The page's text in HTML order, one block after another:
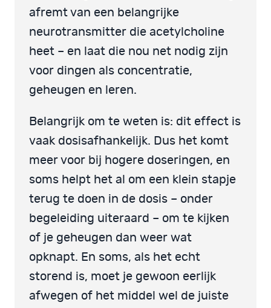
afremt van een belangrijke
neurotransmitter die acetylcholine
heet – en laat die nou net nodig zijn
voor dingen als concentratie,
geheugen en leren.
Belangrijk om te weten is: dit effect is
vaak dosisafhankelijk. Dus het komt
meer voor bij hogere doseringen, en
soms helpt het al om een klein stapje
terug te doen in de dosis – onder
begeleiding uiteraard – om te kijken
of je geheugen dan weer wat
opknapt. En soms, als het echt
storend is, moet je gewoon eerlijk
afwegen of het middel wel de juiste